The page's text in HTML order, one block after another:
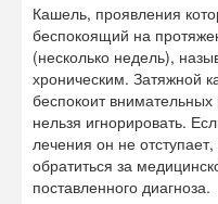
Кашель, проявления
беспокоящий на
(несколько недель),
хроническим. Затяжной
беспокоит
нельзя игнорировать.
лечения он не
обратиться за
поставленного диагноза.